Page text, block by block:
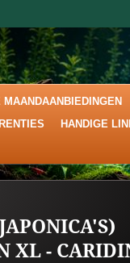
HANDIGE
XL -